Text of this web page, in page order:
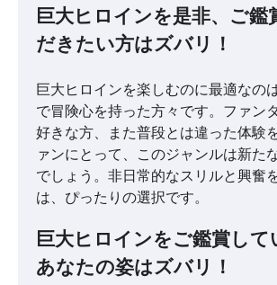
巨大ヒロインを是非、ご鑑
だきたい方はズバリ！
巨大ヒロインを楽しむのに最適なの
で冒険心を持った方々です。ファン
好きな方、また普段とは違った体験
ァンにとって、このジャンルは新た
でしょう。非日常的なスリルと興奮
は、ぴったりの選択です。
巨大ヒロインをご鑑賞し
あなたの姿はズバリ！